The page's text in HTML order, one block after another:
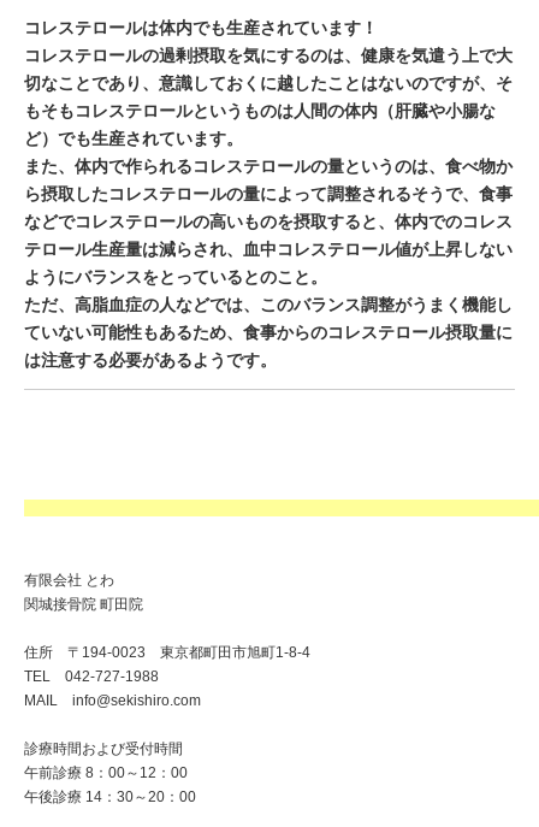
コレステロールは体内でも生産されています！
コレステロールの過剰摂取を気にするのは、健康を気遣う上で大
切なことであり、意識しておくに越したことはないのですが、そ
もそもコレステロールというものは人間の体内（肝臓や小腸な
ど）でも生産されています。
また、体内で作られるコレステロールの量というのは、食べ物か
ら摂取したコレステロールの量によって調整されるそうで、食事
などでコレステロールの高いものを摂取すると、体内でのコレス
テロール生産量は減らされ、血中コレステロール値が上昇しない
ようにバランスをとっているとのこと。
ただ、高脂血症の人などでは、このバランス調整がうまく機能し
ていない可能性もあるため、食事からのコレステロール摂取量に
は注意する必要があるようです。
有限会社 とわ
関城接骨院 町田院
住所 〒194-0023 東京都町田市旭町1-8-4
TEL 042-727-1988
MAIL info@sekishiro.com
診療時間および受付時間
午前診療 8：00～12：00
午後診療 14：30～20：00